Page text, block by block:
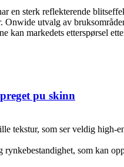
en sterk reflekterende
utvalg av
markedets etterspørsel
pu skinn
som ser veldig high-
som kan